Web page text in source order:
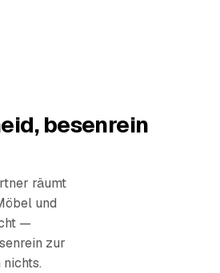
besenrein
räumt
und
—
zur